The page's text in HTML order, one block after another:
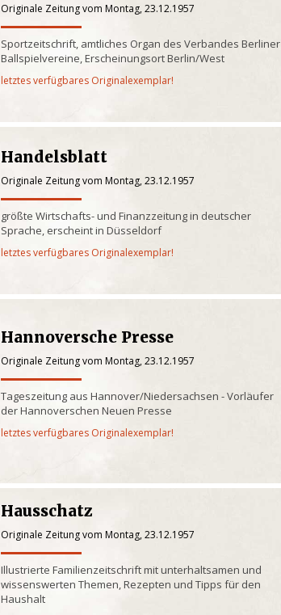
Originale Zeitung vom Montag, 23.12.1957
Sportzeitschrift, amtliches Organ des Verbandes Berliner
Ballspielvereine, Erscheinungsort Berlin/West
letztes verfügbares Originalexemplar!
Handelsblatt
Originale Zeitung vom Montag, 23.12.1957
größte Wirtschafts- und Finanzzeitung in deutscher
Sprache, erscheint in Düsseldorf
letztes verfügbares Originalexemplar!
Hannoversche Presse
Originale Zeitung vom Montag, 23.12.1957
Tageszeitung aus Hannover/Niedersachsen - Vorläufer
der Hannoverschen Neuen Presse
letztes verfügbares Originalexemplar!
Hausschatz
Originale Zeitung vom Montag, 23.12.1957
Illustrierte Familienzeitschrift mit unterhaltsamen und
wissenswerten Themen, Rezepten und Tipps für den
Haushalt